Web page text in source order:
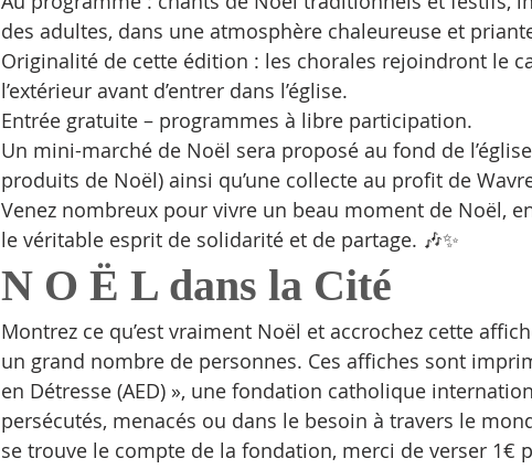
des adultes, dans une atmosphère chaleureuse et
Originalité de cette édition : les chorales rejoindront le
l’extérieur avant d’entrer dans l’église.
Entrée gratuite – programmes à libre participation.
Un mini-marché de Noël sera proposé au fond de
produits de Noël) ainsi qu’une collecte au profit de
Venez nombreux pour vivre un beau moment de Noël,
le véritable esprit de solidarité et de partage. 🎶✨
N O Ë L dans la Cité
Montrez ce qu’est vraiment Noël et accrochez cette
un grand nombre de personnes. Ces affiches sont
en Détresse (AED) », une fondation catholique
persécutés, menacés ou dans le besoin à travers le
se trouve le compte de la fondation, merci de verser 1€